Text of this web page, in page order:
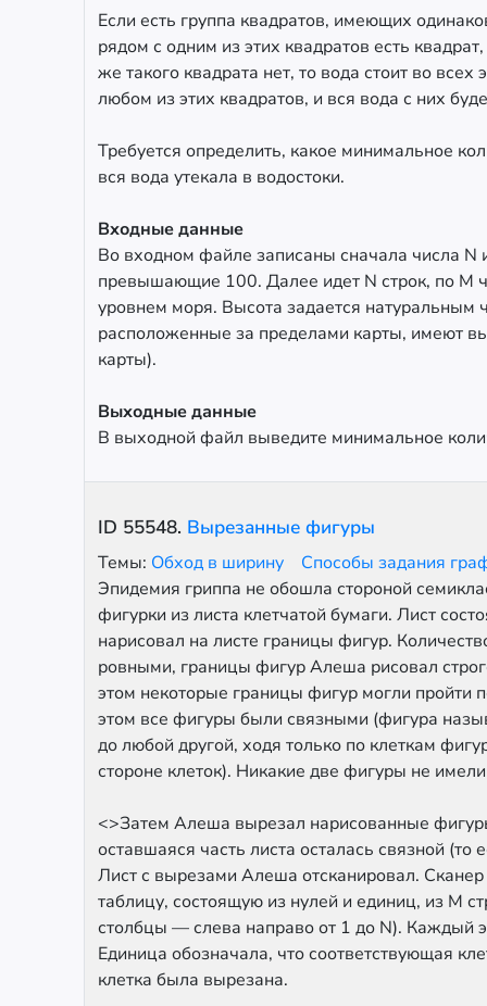
Если есть группа квадратов, имеющих
рядом с одним из этих квадратов есть
же такого квадрата нет, то вода стоит во
любом из этих квадратов, и вся вода с них
Требуется определить, какое минимальное
вся вода утекала в водостоки.
Входные данные
Во входном файле записаны сначала числа
превышающие 100. Далее идет N строк, по M
уровнем моря. Высота задается
расположенные за пределами карты, имеют
карты).
Выходные данные
В выходной файл выведите минимальное
ID 55548. Вырезанные фигуры
Темы: Обход в ширину
Способы задания
Эпидемия гриппа не обошла стороной
фигурки из листа клетчатой бумаги. Лист
нарисовал на листе границы фигур.
ровными, границы фигур Алеша рисовал
этом некоторые границы фигур могли
этом все фигуры были связными (фигура
до любой другой, ходя только по клеткам
стороне клеток). Никакие две фигуры не
<>Затем Алеша вырезал нарисованные
оставшаяся часть листа осталась связной (то
Лист с вырезами Алеша отсканировал.
таблицу, состоящую из нулей и единиц, из M
столбцы — слева направо от 1 до N). Каждый
Единица обозначала, что соответствующая
клетка была вырезана.